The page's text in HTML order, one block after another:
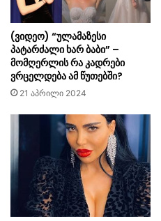
(ვიდეო) “ულამაზესი
პატარძალი ხარ ბაბი” –
მომღერლის რა კადრები
ვრცელდება ამ წუთებში?
21 აპრილი 2024